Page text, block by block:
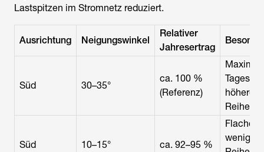
Lastspitzen im Stromnetz reduziert.
Ausrichtung Neigungswinkel
Relativer
Jahresertrag
Süd 30–35°
ca. 100 %
(Referenz)
höherer
Süd 10–15° ca. 92–95 %
weniger